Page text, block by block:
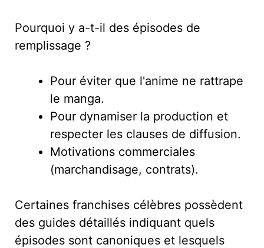
Pourquoi y a-t-il des épisodes de
remplissage ?
Pour éviter que l'anime ne rattrape
le manga.
Pour dynamiser la production et
respecter les clauses de diffusion.
Motivations commerciales
(marchandisage, contrats).
Certaines franchises célèbres possèdent
des guides détaillés indiquant quels
épisodes sont canoniques et lesquels